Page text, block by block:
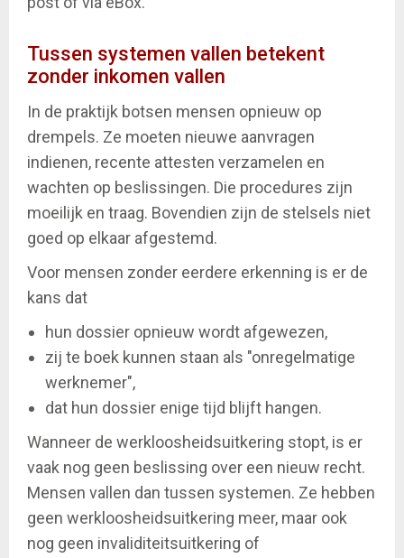
Tussen systemen vallen betekent
zonder inkomen vallen
In de praktijk botsen mensen opnieuw op
drempels. Ze moeten nieuwe aanvragen
indienen, recente attesten verzamelen en
wachten op beslissingen. Die procedures zijn
moeilijk en traag. Bovendien zijn de stelsels niet
goed op elkaar afgestemd.
Voor mensen zonder eerdere erkenning is er de
kans dat
hun dossier opnieuw wordt afgewezen,
zij te boek kunnen staan als "onregelmatige
werknemer",
dat hun dossier enige tijd blijft hangen.
Wanneer de werkloosheidsuitkering stopt, is er
vaak nog geen beslissing over een nieuw recht.
Mensen vallen dan tussen systemen. Ze hebben
geen werkloosheidsuitkering meer, maar ook
nog geen invaliditeitsuitkering of